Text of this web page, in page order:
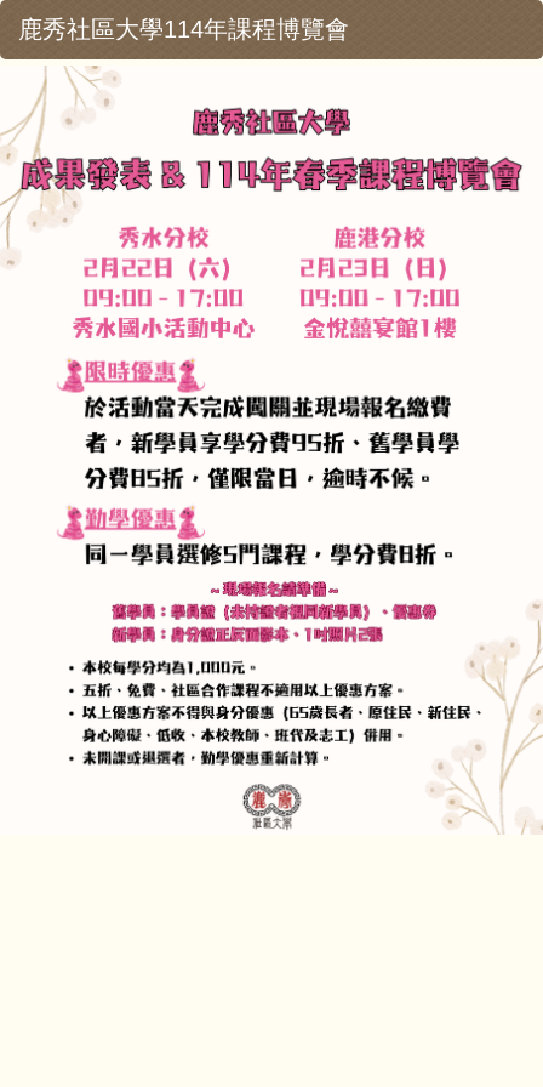
鹿秀社區大學114年課程博覽會